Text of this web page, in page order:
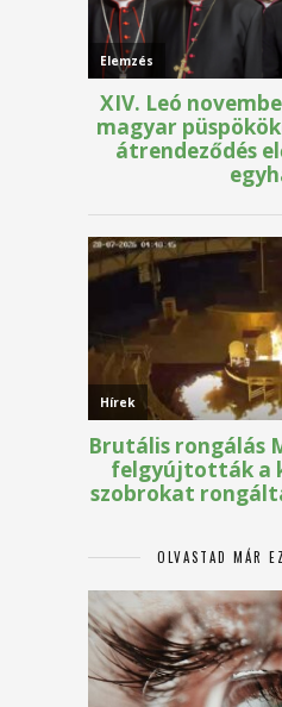
OLVASTAD MÁR